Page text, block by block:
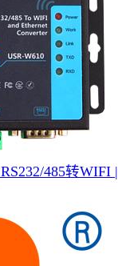
RS232/485转WIFI |